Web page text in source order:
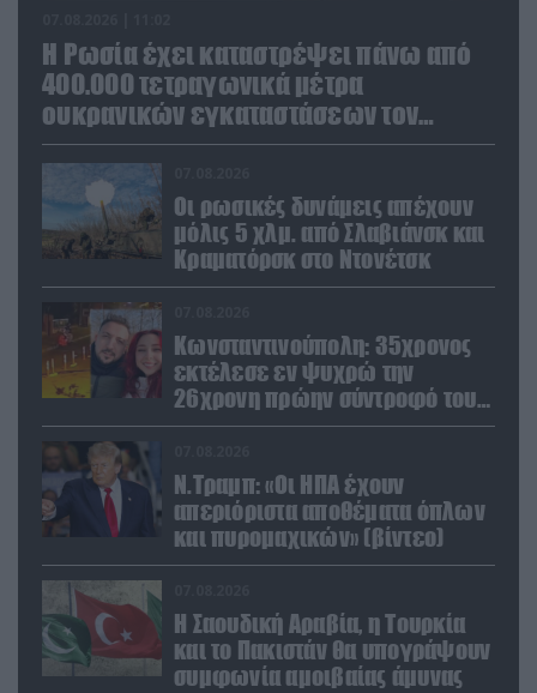
Η Ρωσία έχει καταστρέψει πάνω από
400.000 τετραγωνικά μέτρα
ουκρανικών εγκαταστάσεων τον
Ιούλιο
Οι ρωσικές δυνάμεις απέχουν
μόλις 5 χλμ. από Σλαβιάνσκ και
Κραματόρσκ στο Ντονέτσκ
Κωνσταντινούπολη: 35χρονος
εκτέλεσε εν ψυχρώ την
26χρονη πρώην σύντροφό του
έξω από φαρμακείο (βίντεο)
Ν.Τραμπ: «Οι ΗΠΑ έχουν
απεριόριστα αποθέματα όπλων
και πυρομαχικών» (βίντεο)
Η Σαουδική Αραβία, η Τουρκία
και το Πακιστάν θα υπογράψουν
συμφωνία αμοιβαίας άμυνας